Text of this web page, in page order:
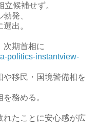
候補せず。
発、
出。
次期首相に
politics-instantview-
移民・国境警備相を
務める。
れたことに安心感が広